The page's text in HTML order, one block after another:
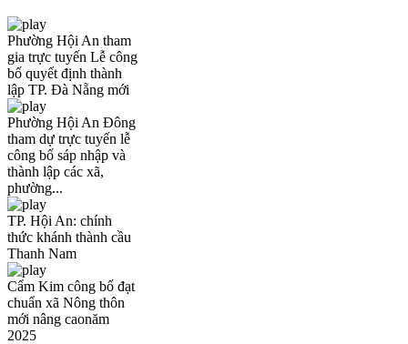
Phường Hội An tham
gia trực tuyến Lễ công
bố quyết định thành
lập TP. Đà Nẵng mới
Phường Hội An Đông
tham dự trực tuyến lễ
công bố sáp nhập và
thành lập các xã,
phường...
TP. Hội An: chính
thức khánh thành cầu
Thanh Nam
Cẩm Kim công bố đạt
chuẩn xã Nông thôn
mới nâng caonăm
2025